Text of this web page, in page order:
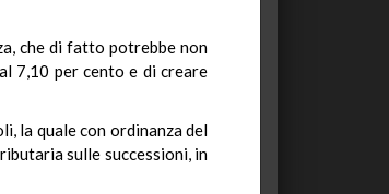
che di fatto potrebbe non
7,10 per cento e di creare
la quale con ordinanza del
sulle successioni, in